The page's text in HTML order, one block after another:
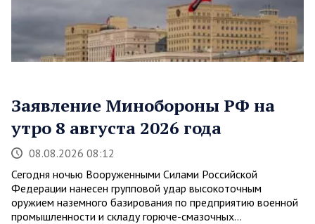
Заявление Минобороны РФ на
утро 8 августа 2026 года
08.08.2026 08:12
Сегодня ночью Вооруженными Силами Российской
Федерации нанесен групповой удар высокоточным
оружием наземного базирования по предприятию военной
промышленности и складу горюче-смазочных…